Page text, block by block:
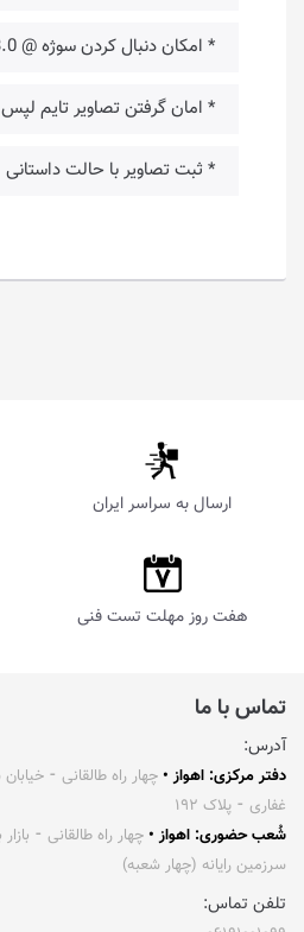
* امکان دنبال کردن سوژه @ ActiveTrack 3.0
* امان گرفتن تصاویر تایم لپس
* ثبت تصاویر با حالت داستانی
ارسال به سراسر ایران
هفت روز مهلت تست فنی
تماس با ما
آدرس:
دفتر مرکزی: اهواز • چهار راه طالقانی ⁃
غفاری ⁃ پلاک ۱۹۲
شُعب حضوری: اهواز • چهار راه طالقانی ⁃
سرزمین رایانه (چهار شعبه)
تلفن تماس: